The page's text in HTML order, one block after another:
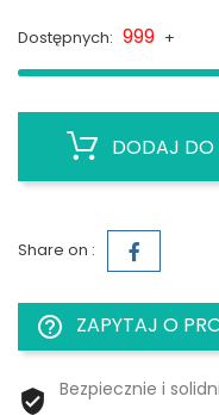
Dostępnych: 999 +
DODAJ DO
Share on :
help_outline ZAPYTAJ O
Bezpiecznie i